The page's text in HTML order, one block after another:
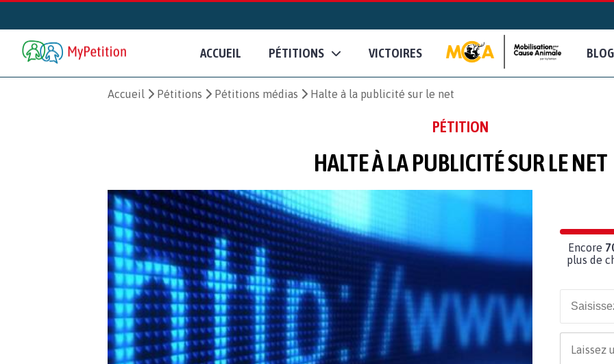
ACCUEIL PÉTITIONS VICTOIRES BLOG
Accueil Pétitions Pétitions médias Halte à la publicité sur le net
PÉTITION
HALTE À LA PUBLICITÉ SUR LE NET
Encore
plus de